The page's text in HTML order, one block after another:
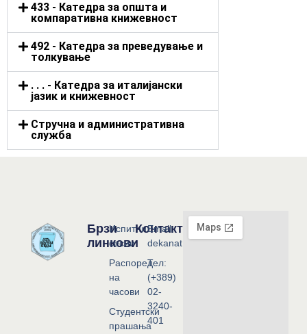
433 - Катедра за општа и
компаративна книжевност
492 - Катедра за преведување и
толкување
. . . - Катедра за италијански
јазик и книжевност
Стручна и административна
служба
Брзи
линкови
Испитни
сесии
Распоред
на
часови
Студентски
прашања
Контакт
Email:
dekanat@flf.ukim.edu.mk
Тел:
(+389)
02-
3240-
401